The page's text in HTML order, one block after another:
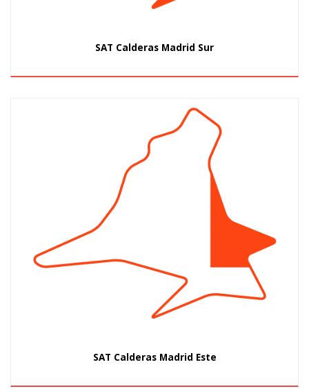
SAT Calderas Madrid Sur
SAT Calderas Madrid Este